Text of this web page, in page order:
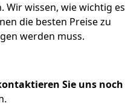
Wir wissen, wie wichtig es
die besten Preise zu
werden muss.
Sie uns noch